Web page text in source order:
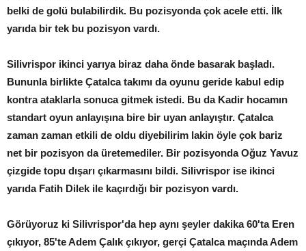
belki de golü bulabilirdik. Bu pozisyonda çok acele etti. İlk
yarıda bir tek bu pozisyon vardı.
Silivrispor ikinci yarıya biraz daha önde basarak başladı.
Bununla birlikte Çatalca takımı da oyunu geride kabul edip
kontra ataklarla sonuca gitmek istedi. Bu da Kadir hocamın
standart oyun anlayışına bire bir uyan anlayıştır. Çatalca
zaman zaman etkili de oldu diyebilirim lakin öyle çok bariz
net bir pozisyon da üretemediler. Bir pozisyonda Oğuz Yavuz
çizgide topu dışarı çıkarmasını bildi. Silivrispor ise ikinci
yarıda Fatih Dilek ile kaçırdığı bir pozisyon vardı.
Görüyoruz ki Silivrispor'da hep aynı şeyler dakika 60'ta Eren
çıkıyor, 85'te Adem Çalık çıkıyor, gerçi Çatalca maçında Adem